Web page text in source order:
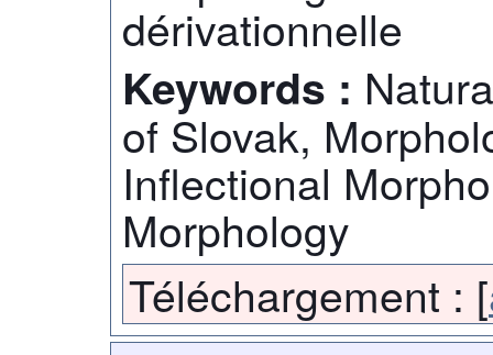
dérivationnelle
Keywords :
of Slovak,
Inflectional
Morphology
Téléchargement : [